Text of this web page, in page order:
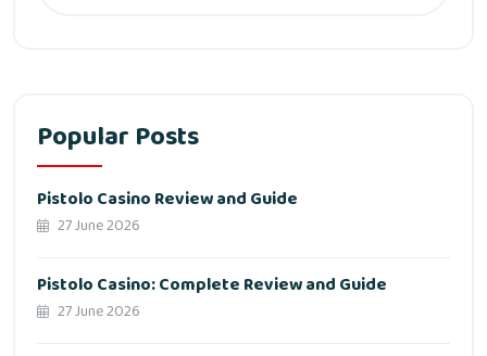
Popular Posts
Pistolo Casino Review and Guide
27 June 2026
Pistolo Casino: Complete Review and Guide
27 June 2026